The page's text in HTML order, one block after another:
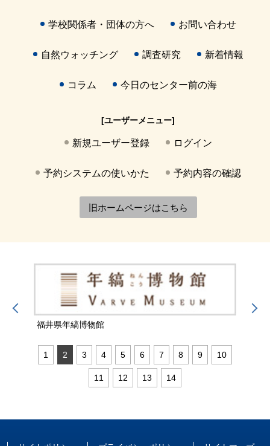
学校関係者・団体の方へ お問い合わせ
自然ウォッチング 調査研究 新着情報
コラム 今日のセンター前の海
[ユーザーメニュー]
新規ユーザー登録 ログイン
予約システムの使いかた 予約内容の確認
旧ホームページはこちら
福井県年縞博物館
1 2 3 4 5 6 7 8 9 10
11 12 13 14